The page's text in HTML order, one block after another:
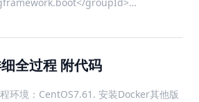
starter-w
全过程 附代码
环境：CentOS7.61. 安装Docker其他版